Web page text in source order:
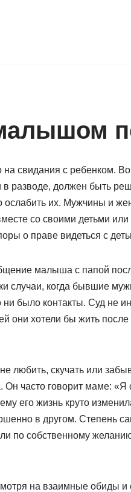
на свидания с ребенком.
в разводе, должен быть
ослабить их. Мужчины и
со своими детьми
о праве видеться с
малыша с папой
случаи, когда бывшие
ни было контакты. Суд не
они хотели бы жить
скучать или
часто говорит маме: «Я
его жизнь круто
в другом. Степень
по собственному
на взаимные обиды